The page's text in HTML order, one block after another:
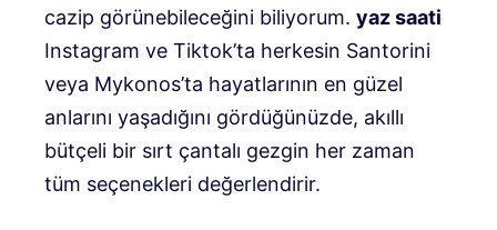
cazip görünebileceğini biliyorum. yaz saati
Instagram ve Tiktok’ta herkesin Santorini
veya Mykonos’ta hayatlarının en güzel
anlarını yaşadığını gördüğünüzde, akıllı
bütçeli bir sırt çantalı gezgin her zaman
tüm seçenekleri değerlendirir.